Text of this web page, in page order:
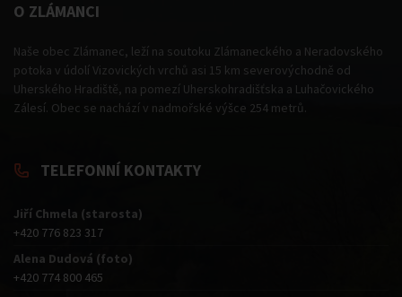
O ZLÁMANCI
Naše obec Zlámanec, leží na soutoku Zlámaneckého a Neradovského
potoka v údolí Vizovických vrchů asi 15 km severovýchodně od
Uherského Hradiště, na pomezí Uherskohradišťska a Luhačovického
Zálesí. Obec se nachází v nadmořské výšce 254 metrů.
TELEFONNÍ KONTAKTY
Jiří Chmela (starosta)
+420 776 823 317
Alena Dudová (foto)
+420 774 800 465